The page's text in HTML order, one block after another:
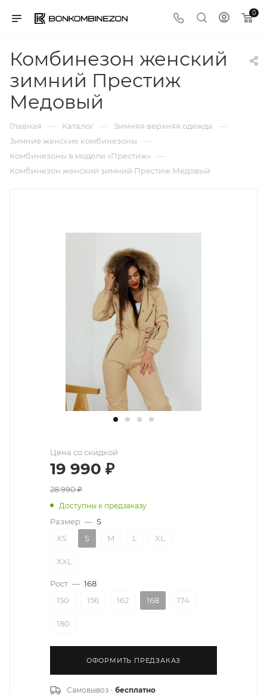
0
Комбинезон женский
зимний Престиж
Медовый
Главная — Каталог — Зимняя верхняя одежда —
Зимние женские комбинезоны —
Комбинезоны в модели «Престиж» —
Комбинезон женский зимний Престиж Медовый
Цена со скидкой
19 990 ₽
28 990₽
Доступны к предзаказу
Размер — S
XS
S M L XL
XXL
Рост — 168
150
156 162 168 174
180
ОФОРМИТЬ ПРЕДЗАКАЗ
Самовывоз - бесплатно